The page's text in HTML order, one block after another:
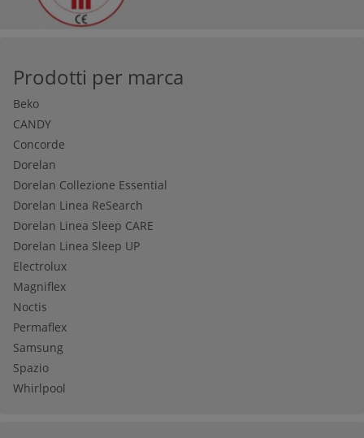
Prodotti per marca
Beko
CANDY
Concorde
Dorelan
Dorelan Collezione Essential
Dorelan Linea ReSearch
Dorelan Linea Sleep CARE
Dorelan Linea Sleep UP
Electrolux
Magniflex
Noctis
Permaflex
Samsung
Spazio
Whirlpool